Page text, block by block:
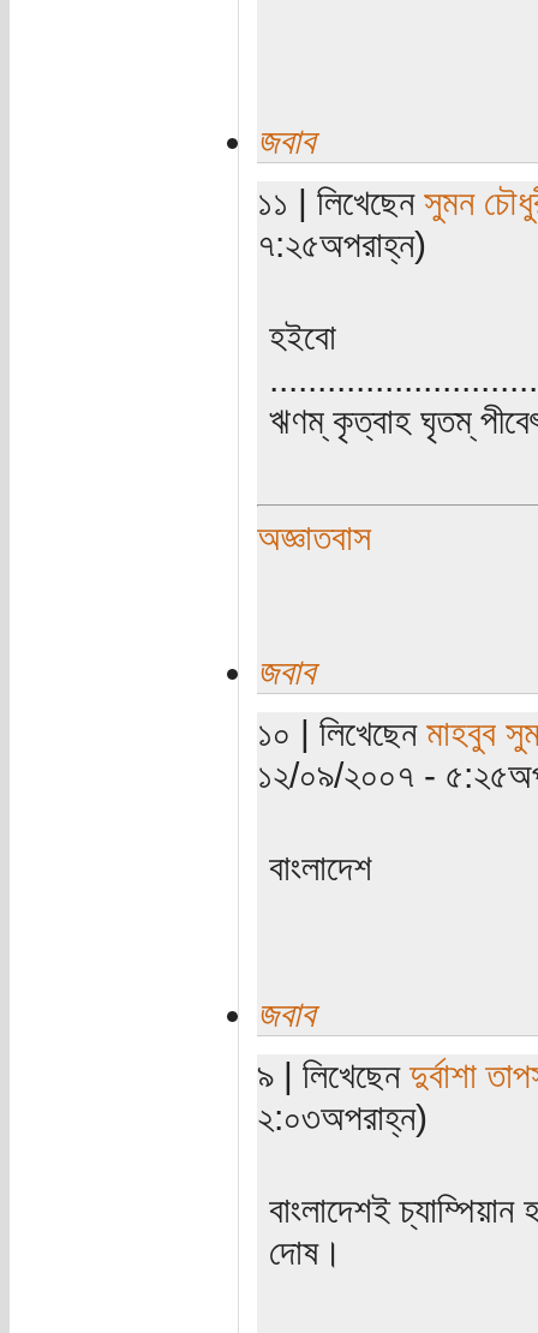
জবাব
১১ | লিখেছেন সুমন
৭:২৫অপরাহ্ন)
হইবো
ঋণম্ কৃত্বাহ ঘৃতম্
অজ্ঞাতবাস
জবাব
১০ | লিখেছেন মাহবুব
১২/০৯/২০০৭ -
বাংলাদেশ
জবাব
৯ | লিখেছেনদুর্বাশা
২:০৩অপরাহ্ন)
বাংলাদেশই
দোষ।